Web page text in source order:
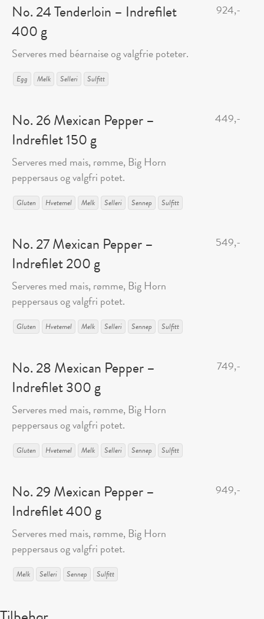
No. 24 Tenderloin – Indrefilet
400 g
Serveres med béarnaise og valgfrie poteter.
Egg Melk Selleri Sulfitt
924,-
No. 26 Mexican Pepper –
Indrefilet 150 g
Serveres med mais, rømme, Big Horn
peppersaus og valgfri potet.
Gluten Hvetemel Melk Selleri Sennep Sulfitt
449,-
No. 27 Mexican Pepper –
Indrefilet 200 g
Serveres med mais, rømme, Big Horn
peppersaus og valgfri potet.
Gluten Hvetemel Melk Selleri Sennep Sulfitt
549,-
No. 28 Mexican Pepper –
Indrefilet 300 g
Serveres med mais, rømme, Big Horn
peppersaus og valgfri potet.
Gluten Hvetemel Melk Selleri Sennep Sulfitt
749,-
No. 29 Mexican Pepper –
Indrefilet 400 g
Serveres med mais, rømme, Big Horn
peppersaus og valgfri potet.
Melk Selleri Sennep Sulfitt
949,-